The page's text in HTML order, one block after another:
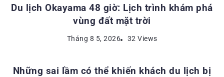
Du lịch Okayama 48 giờ: Lịch trình khám phá
vùng đất mặt trời
Tháng 8 5, 2026 32 Views
KINH NGHIỆM DU LỊCH NHẬT BẢN
Những sai lầm có thể khiến khách du lịch bị